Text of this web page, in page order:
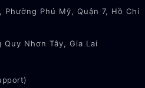
Phường Phú Mỹ, Quận 7, Hồ Chí
Nhơn Tây, Gia Lai